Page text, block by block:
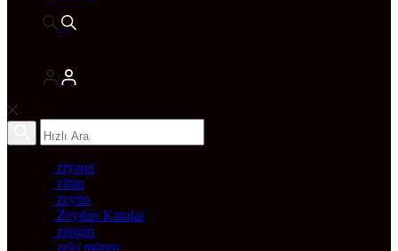
ziyaret
zihin
zeytin
Zeydan Karalar
zengin
zeki müren